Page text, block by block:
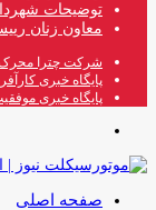
توضیحات
معاون زنان
شرکت چترا
پایگاه خبری
پایگاه خبری
صفحه اصلی